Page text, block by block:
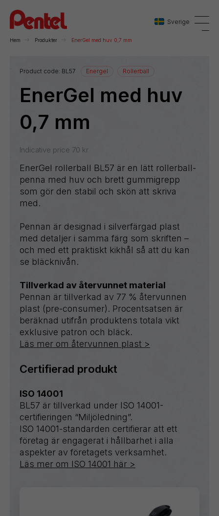
Sverige
Danmark
Sverige
Hem Produkter EnerGel med huv 0,7 mm
Product code: BL57 Energel Rollerball
EnerGel med huv
0,7 mm
Indicative price 70 kr
EnerGel rollerball BL57 är en lätt rollerball-
penna med huv och brett gummigrepp
som gör den stabil och skön att skriva
med.
Pennan är designad i silverfärgad plast
med detaljer i samma färg som skriften –
och med ett praktiskt kikhål så att du kan
se bläcknivån.
Tillverkad av återvunnet material
Pennan är tillverkad av 77 % återvunnen
plast (pre-consumer). Procentsatsen är
beräknad utifrån produktens totala vikt
exklusive patron och bläck.
Läs mer om återvunnen plast >
Certifierad produkt
ISO 14001
BL57 är tillverkad under ISO 14001-
certifieringen “Miljöledning”.
ISO 14001-standarden certifierar att ett
företag är engagerat i hållbarhet i alla
aspekter av företagets verksamhet.
Läs mer om ISO 14001 här >